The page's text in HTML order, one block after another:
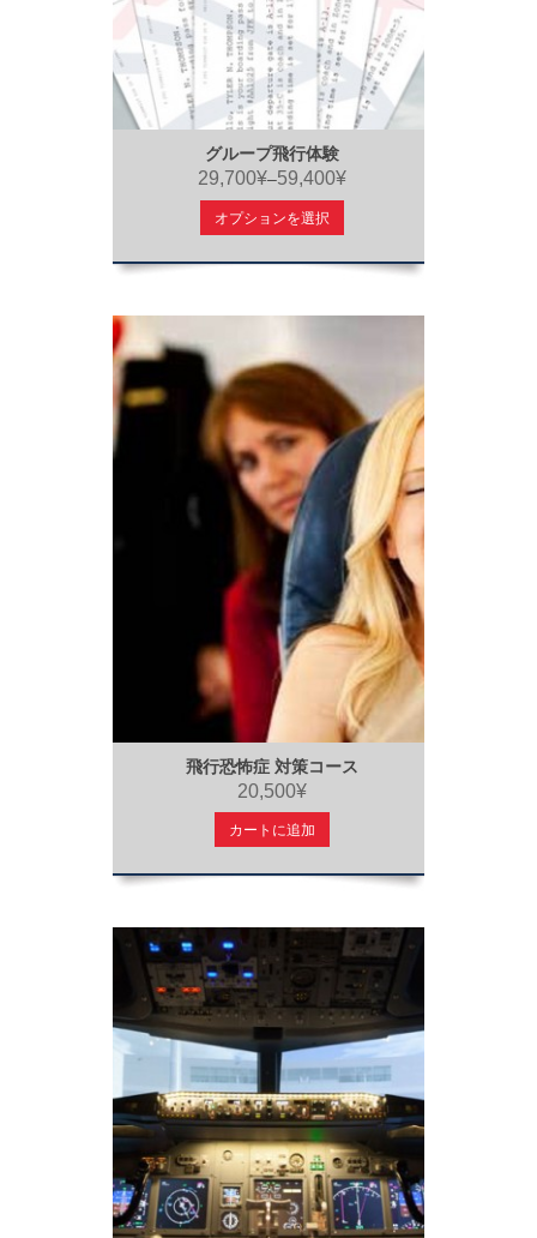
グループ飛行体験
29,700¥–59,400¥
オプションを選択
飛行恐怖症 対策コース
20,500¥
カートに追加